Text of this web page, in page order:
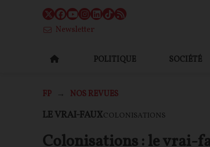
Newsletter
POLITIQUE SOCIÉTÉ
FP NOS REVUES
LE VRAI-FAUXCOLONISATIONS
Colonisations : le vrai-